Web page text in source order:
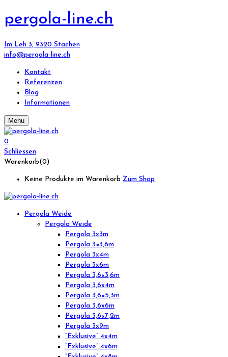
pergola-line.ch
Im Leh 3, 9320 Stachen
info@pergola-line.ch
Kontakt
Referenzen
Blog
Informationen
Menu
0
Schliessen
Warenkorb(0)
Keine Produkte im Warenkorb Zum Shop
Pergola Weide
Pergola Weide
Pergola 3x3m
Pergola 3×3,6m
Pergola 3x4m
Pergola 3x6m
Pergola 3,6×3,6m
Pergola 3,6x4m
Pergola 3,6×5,3m
Pergola 3,6x6m
Pergola 3,6×7,2m
Pergola 3x9m
“Exklusive” 4x4m
“Exklusive” 4x6m